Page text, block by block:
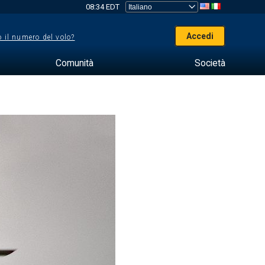
08:34 EDT
il numero del volo? Accedi
Comunità Società